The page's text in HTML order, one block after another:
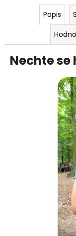
Popis
Nechte